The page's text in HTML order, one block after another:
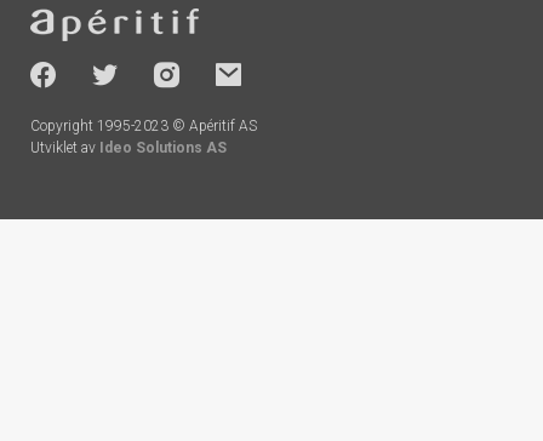
-
socials
Copyright 1995-2023 © Apéritif AS
Utviklet av Ideo Solutions AS